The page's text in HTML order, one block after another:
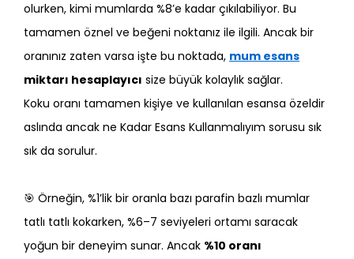
olurken, kimi mumlarda %8’e kadar çıkılabiliyor. Bu
tamamen öznel ve beğeni noktanız ile ilgili. Ancak bir
oranınız zaten varsa işte bu noktada, mum esans
miktarı hesaplayıcı size büyük kolaylık sağlar.
Koku oranı tamamen kişiye ve kullanılan esansa özeldir
aslında ancak ne Kadar Esans Kullanmalıyım sorusu sık
sık da sorulur.
🎯 Örneğin, %1’lik bir oranla bazı parafin bazlı mumlar
tatlı tatlı kokarken, %6–7 seviyeleri ortamı saracak
yoğun bir deneyim sunar. Ancak %10 oranı